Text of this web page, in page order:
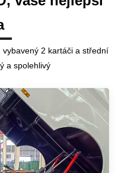
2 kartáči a střední
a spolehlivý